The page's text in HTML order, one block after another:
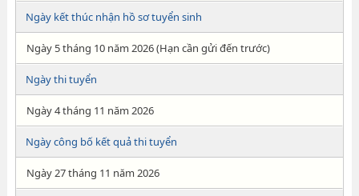
Ngày kết thúc nhận hồ sơ tuyển sinh
Ngày 5 tháng 10 năm 2026 (Hạn cần gửi đến trước)
Ngày thi tuyển
Ngày 4 tháng 11 năm 2026
Ngày công bố kết quả thi tuyển
Ngày 27 tháng 11 năm 2026